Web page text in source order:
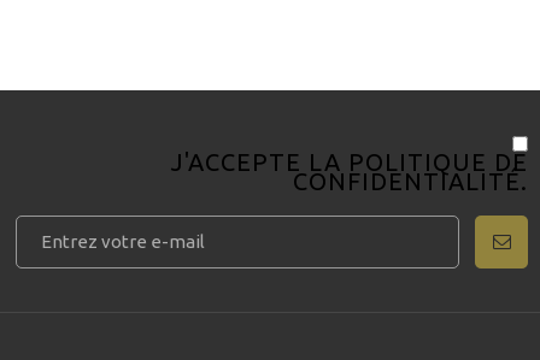
J'ACCEPTE LA POLITIQUE DE
CONFIDENTIALITÉ.